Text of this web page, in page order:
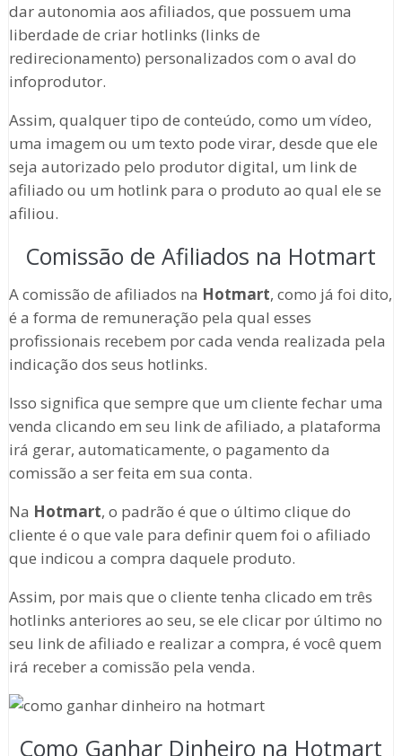
dar autonomia aos afiliados, que possuem uma
liberdade de criar hotlinks (links de
redirecionamento) personalizados com o aval do
infoprodutor.
Assim, qualquer tipo de conteúdo, como um vídeo,
uma imagem ou um texto pode virar, desde que ele
seja autorizado pelo produtor digital, um link de
afiliado ou um hotlink para o produto ao qual ele se
afiliou.
Comissão de Afiliados na Hotmart
A comissão de afiliados na Hotmart, como já foi dito,
é a forma de remuneração pela qual esses
profissionais recebem por cada venda realizada pela
indicação dos seus hotlinks.
Isso significa que sempre que um cliente fechar uma
venda clicando em seu link de afiliado, a plataforma
irá gerar, automaticamente, o pagamento da
comissão a ser feita em sua conta.
Na Hotmart, o padrão é que o último clique do
cliente é o que vale para definir quem foi o afiliado
que indicou a compra daquele produto.
Assim, por mais que o cliente tenha clicado em três
hotlinks anteriores ao seu, se ele clicar por último no
seu link de afiliado e realizar a compra, é você quem
irá receber a comissão pela venda.
Como Ganhar Dinheiro na Hotmart